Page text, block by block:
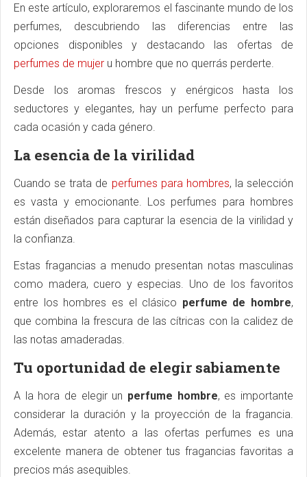
En este artículo, exploraremos el fascinante mundo de los
perfumes, descubriendo las diferencias entre las
opciones disponibles y destacando las ofertas de
perfumes de mujer u hombre que no querrás perderte.
Desde los aromas frescos y enérgicos hasta los
seductores y elegantes, hay un perfume perfecto para
cada ocasión y cada género.
La esencia de la virilidad
Cuando se trata de perfumes para hombres, la selección
es vasta y emocionante. Los perfumes para hombres
están diseñados para capturar la esencia de la virilidad y
la confianza.
Estas fragancias a menudo presentan notas masculinas
como madera, cuero y especias. Uno de los favoritos
entre los hombres es el clásico perfume de hombre,
que combina la frescura de las cítricas con la calidez de
las notas amaderadas.
Tu oportunidad de elegir sabiamente
A la hora de elegir un perfume hombre, es importante
considerar la duración y la proyección de la fragancia.
Además, estar atento a las ofertas perfumes es una
excelente manera de obtener tus fragancias favoritas a
precios más asequibles.